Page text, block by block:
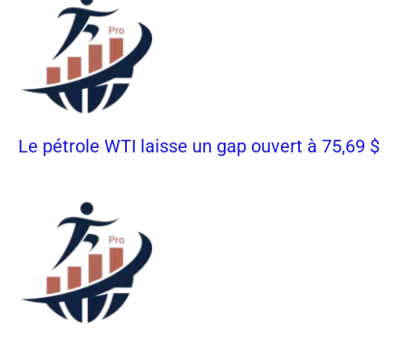
Le pétrole WTI laisse un gap ouvert à 75,69 $